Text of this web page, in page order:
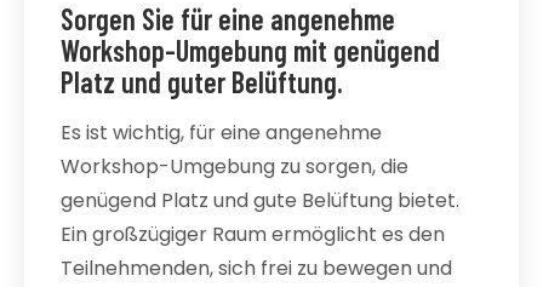
Sorgen Sie für eine angenehme
Workshop-Umgebung mit genügend
Platz und guter Belüftung.
Es ist wichtig, für eine angenehme
Workshop-Umgebung zu sorgen, die
genügend Platz und gute Belüftung bietet.
Ein großzügiger Raum ermöglicht es den
Teilnehmenden, sich frei zu bewegen und